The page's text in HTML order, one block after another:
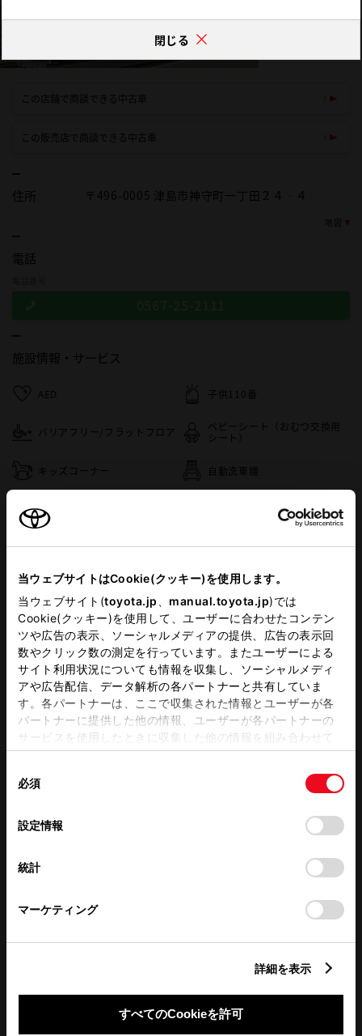
当ウェブサイトはCookie(クッキー)を使用します。
当ウェブサイト(toyota.jp manual.toyota.jp)では
Cookie(クッキー)を使用して、ユーザーに合わせたコンテン
ツや広告の表示、ソーシャルメディアの提供、広告の表示回
数やクリック数の測定を行っています。またユーザーによる
サイト利用状況についても情報を収集し、ソーシャルメディ
アや広告配信、データ解析の各パートナーと共有していま
す。各パートナーは、ここで収集された情報とユーザーが各
パートナーに提供した他の情報、ユーザーが各パートナーの
サービスを使用したときに収集した他の情報を組み合わせて
使用することがあります。当ウェブサイトの使用を続行する
デバイスにすべてのCookie(クッキー)が保存されることに同
意したことになります。Cookie(クッキー)のオプトアウト、
設定の変更、同意を撤回したりするにあたっては、当社の
「Cookie（クッキー）情報の取り扱いについて
」をご覧くだ
必須
設定情報
統計
マーケティング
詳細を表示
すべてのCookieを許可
閉じる
この店舗で商談できる中古車
この販売店で商談できる中古車
住所 〒496-0005 津島市神守町一丁田２４‐４
電話
施設情報・ サービス
AED 子供110番
バリアフリー/フラットフロア
ベビーシート（おむつ交換用
シート）
キッズコーナー 自動洗車機
フリードリンク
キッズルーム バリアフリー/多目的駐車場
G-Station 介助専門士のいるお店
バリアフリー/多目的トイレ WiFi
この販売店のウェブサイトはこちら
営業日カレンダー